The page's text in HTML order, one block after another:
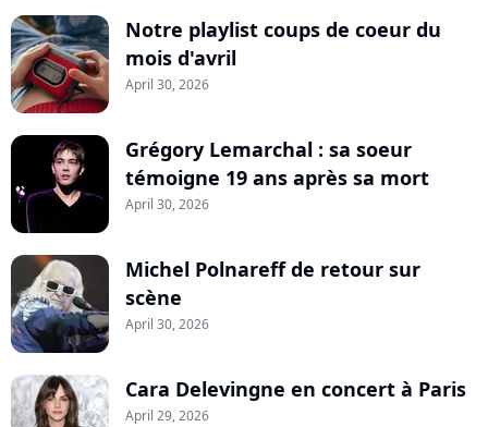
Notre playlist coups de coeur du
mois d'avril
April 30, 2026
Grégory Lemarchal : sa soeur
témoigne 19 ans après sa mort
April 30, 2026
Michel Polnareff de retour sur
scène
April 30, 2026
Cara Delevingne en concert à Paris
April 29, 2026